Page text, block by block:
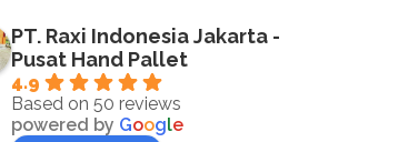
PT. Raxi Indonesia Jakarta -
Pusat Hand Pallet
4.9
Based on 50 reviews
powered by Google